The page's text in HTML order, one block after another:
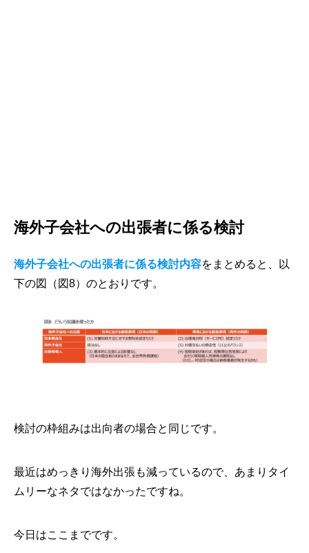
海外子会社への出張者に係る検討
海外子会社への出張者に係る検討内容をまとめると、以
下の図（図8）のとおりです。
検討の枠組みは出向者の場合と同じです。
最近はめっきり海外出張も減っているので、あまりタイ
ムリーなネタではなかったですね。
今日はここまでです。